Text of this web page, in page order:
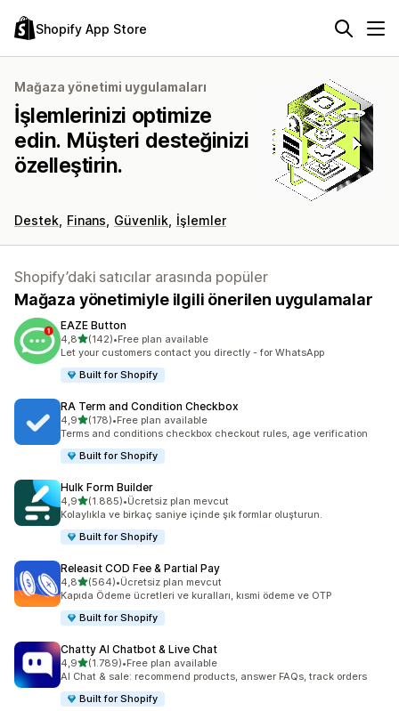
Shopify App Store
Mağaza yönetimi uygulamaları
İşlemlerinizi optimize
edin. Müşteri desteğinizi
özelleştirin.
Destek Finans Güvenlik İşlemler
Shopify’daki satıcılar arasında popüler
Mağaza yönetimiyle ilgili önerilen uygulamalar
EAZE Button
4,85 yıldız üzerinden
(142)
toplam 142 değerlendirme
•Free plan available
Let your customers contact you directly - for WhatsApp
Built for Shopify
RA Term and Condition Checkbox
4,95 yıldız üzerinden
(178)
toplam 178 değerlendirme
•Free plan available
Terms and conditions checkbox checkout rules, age verification
Built for Shopify
Hulk Form Builder
4,95 yıldız üzerinden
(1.885)
toplam 1885 değerlendirme
•Ücretsiz plan mevcut
Kolaylıkla ve birkaç saniye içinde şık formlar oluşturun.
Built for Shopify
Releasit COD Fee & Partial Pay
4,85 yıldız üzerinden
(564)
toplam 564 değerlendirme
•Ücretsiz plan mevcut
Kapıda Ödeme ücretleri ve kuralları, kısmi ödeme ve OTP
Built for Shopify
Chatty AI Chatbot & Live Chat
4,95 yıldız üzerinden
(1.789)
toplam 1789 değerlendirme
•Free plan available
AI Chat & sale: recommend products, answer FAQs, track orders
Built for Shopify